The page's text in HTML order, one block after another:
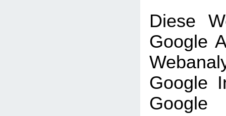
Diese
Google
Google